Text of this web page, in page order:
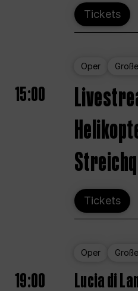
Tickets
Oper
15:00
Tickets
Oper
19:00 Lucia di